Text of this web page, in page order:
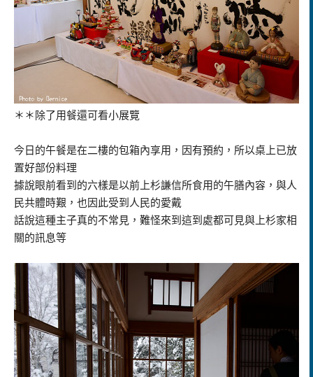
＊＊除了用餐還可看小展覽
今日的午餐是在二樓的包箱內享用，因有預約，所以桌上已放
置好部份料理
據說眼前看到的六樣是以前上杉謙信所食用的午膳內容，與人
民共體時艱，也因此受到人民的愛戴
話說這種主子真的不常見，難怪來到這到處都可見與上杉家相
關的訊息等